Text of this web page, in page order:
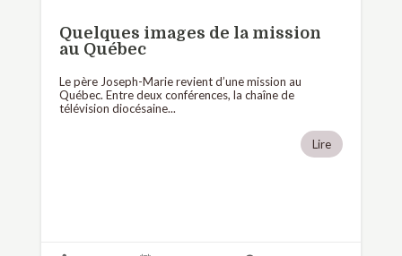
Quelques images de la mission
au Québec
Le père Joseph-Marie revient d’une mission au
Québec. Entre deux conférences, la chaîne de
télévision diocésaine...
Lire